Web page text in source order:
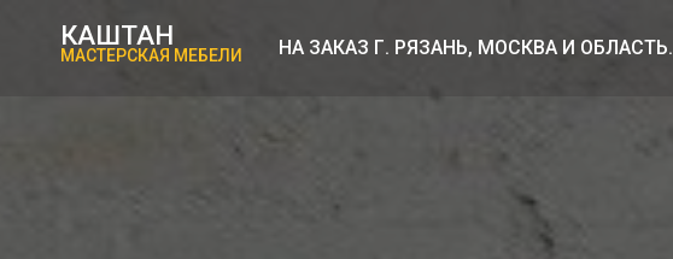
КАШТАН
МАСТЕРСКАЯ МЕБЕЛИ НА ЗАКАЗ Г. РЯЗАНЬ, МОСКВА И ОБЛАСТЬ.